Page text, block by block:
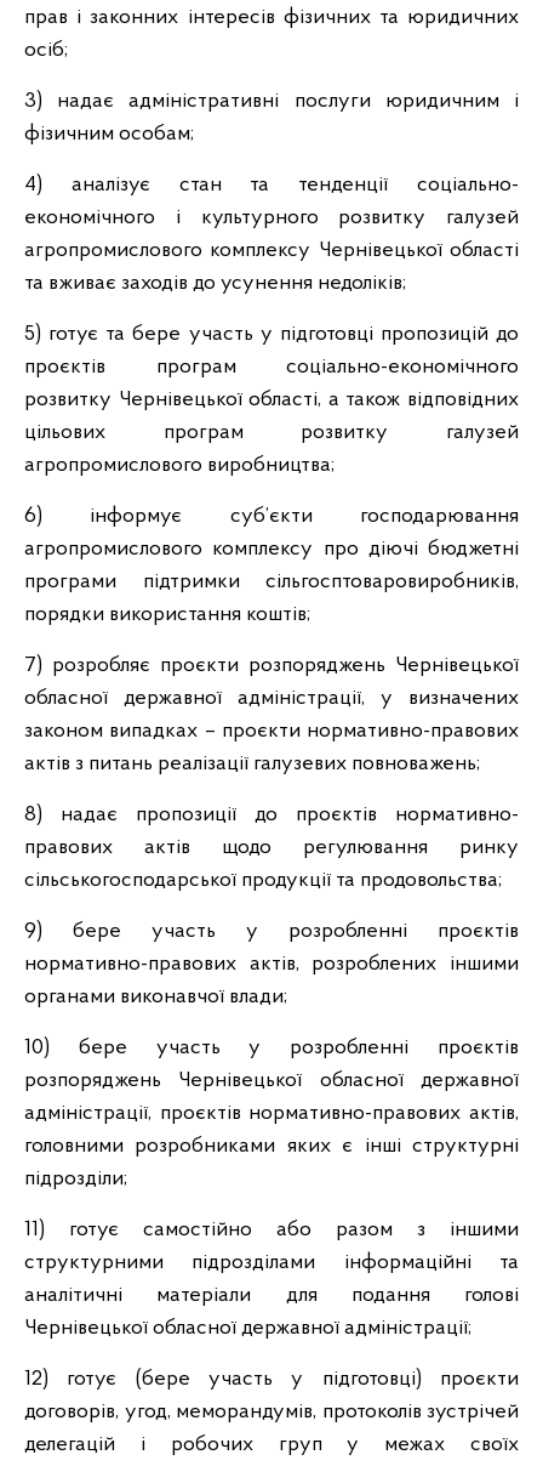
прав і законних інтересів фізичних та юридичних
осіб;
3) надає адміністративні послуги юридичним i
фізичним особам;
4) аналізує стан та тенденції соціально-
економічного і культурного розвитку галузей
агропромислового комплексу Чернівецької області
та вживає заходів до усунення недоліків;
5) готує та бере участь у підготовці пропозицій до
проєктів програм соціально-економічного
розвитку Чернівецької області, а також відповідних
цільових програм розвитку галузей
агропромислового виробництва;
6) інформує суб’єкти господарювання
агропромислового комплексу про діючі бюджетні
програми підтримки сільгосптоваровиробників,
порядки використання коштів;
7) розробляє проєкти розпоряджень Чернівецької
обласної державної адміністрації, у визначених
законом випадках – проєкти нормативно-правових
актів з питань реалізації галузевих повноважень;
8) надає пропозиції до проєктів нормативно-
правових актів щодо регулювання ринку
сільськогосподарської продукції та продовольства;
9) бере участь у розробленні проєктів
нормативно-правових актів, розроблених іншими
органами виконавчої влади;
10) бере участь у розробленні проєктів
розпоряджень Чернівецької обласної державної
адміністрації, проєктів нормативно-правових актів,
головними розробниками яких є інші структурні
підрозділи;
11) готує самостійно або разом з іншими
структурними підрозділами інформаційні та
аналітичні матеріали для подання голові
Чернівецької обласної державної адміністрації;
12) готує (бере участь у підготовці) проєкти
договорів, угод, меморандумів, протоколів зустрічей
делегацій і робочих груп у межах своїх